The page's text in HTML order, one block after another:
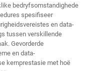
bedryfsomstandighede
spesifiseer
en data-
tussen verskillende
Gevorderde
en data-
kernprestasie met hoë